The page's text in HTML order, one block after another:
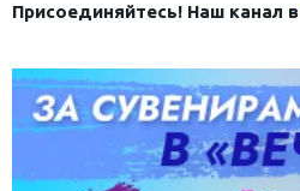
Присоединяйтесь! Наш канал в